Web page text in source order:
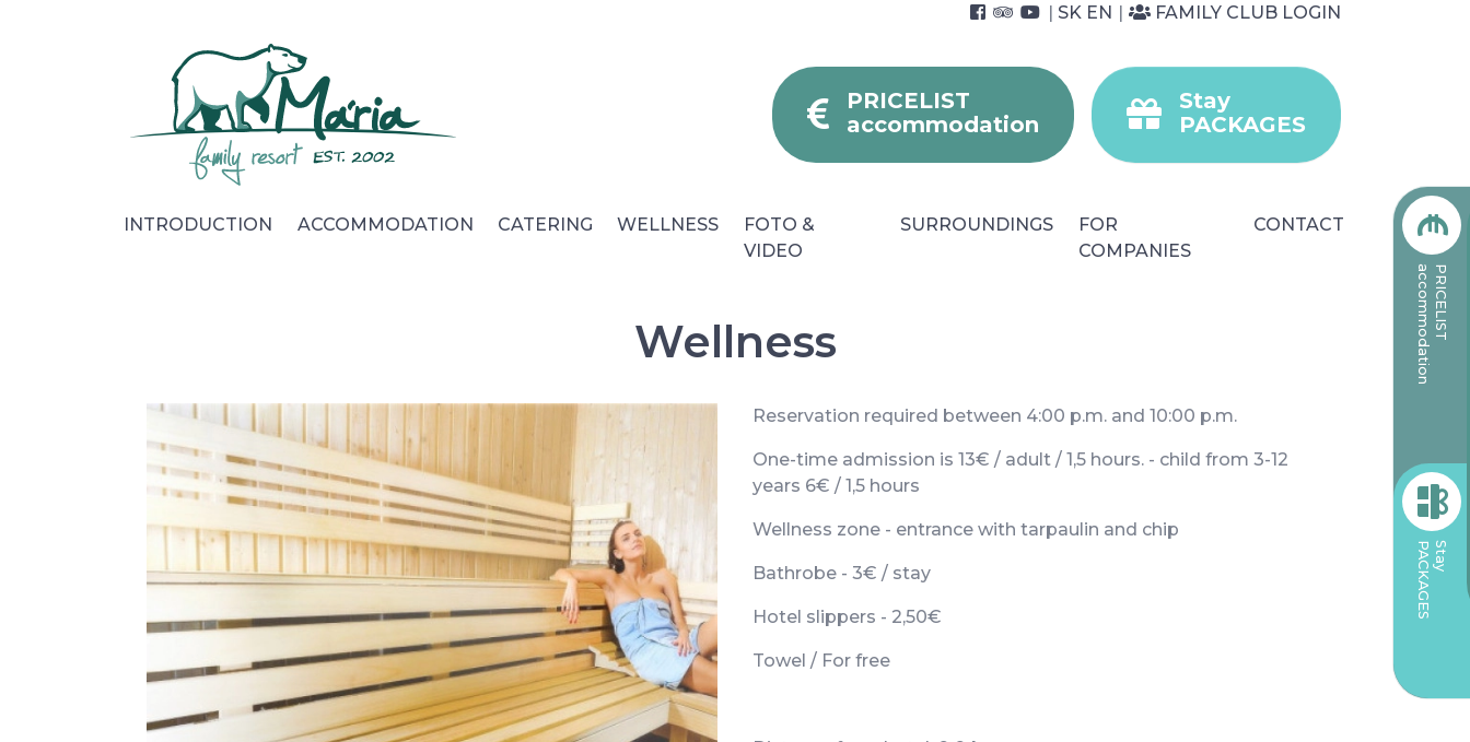
PRICELIST
accommodation
Stay
PACKAGES
| SK EN | FAMILY CLUB LOGIN
PRICELIST
accommodation
Stay
PACKAGES
INTRODUCTION ACCOMMODATION CATERING WELLNESS
FOTO &
VIDEO
SURROUNDINGS
FOR
COMPANIES
CONTACT
Introduction
Accommodation
Catering
Foto & video
Privacy Policy General terms and conditions Parking
Wellness
Reservation required between 4:00 p.m. and 10:00 p.m.
One-time admission is 13€ / adult / 1,5 hours. - child from 3-12
years 6€ / 1,5 hours
Wellness zone - entrance with tarpaulin and chip
Bathrobe - 3€ / stay
Hotel slippers - 2,50€
Towel / For free